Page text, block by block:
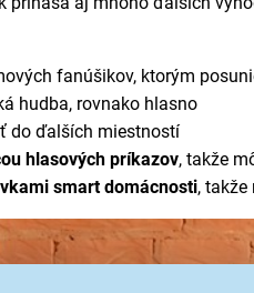
fanúšikov, ktorým
hudba, rovnako hlasno
do ďalších miestností
hlasových príkazov, takže
smart domácnosti,